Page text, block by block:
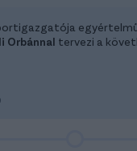
Orbánnal tervezi a